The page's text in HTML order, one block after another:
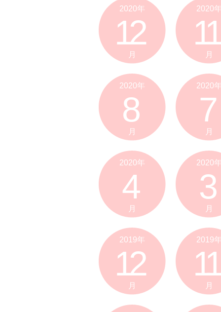
2020年
12
月
2020
11
月
2020年
8
月
2020
7
月
2020年
4
月
2020
3
月
2019年
12
月
2019
11
月